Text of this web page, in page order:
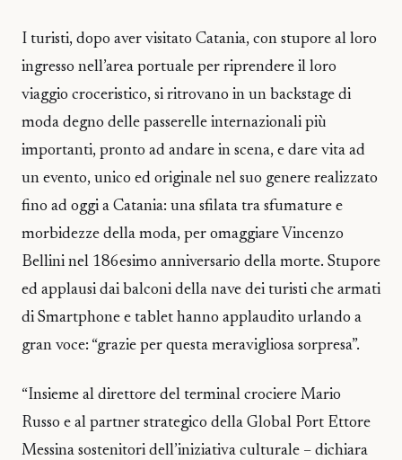
I turisti, dopo aver visitato Catania, con stupore al loro
ingresso nell’area portuale per riprendere il loro
viaggio croceristico, si ritrovano in un backstage di
moda degno delle passerelle internazionali più
importanti, pronto ad andare in scena, e dare vita ad
un evento, unico ed originale nel suo genere realizzato
fino ad oggi a Catania: una sfilata tra sfumature e
morbidezze della moda, per omaggiare Vincenzo
Bellini nel 186esimo anniversario della morte. Stupore
ed applausi dai balconi della nave dei turisti che armati
di Smartphone e tablet hanno applaudito urlando a
gran voce: “grazie per questa meravigliosa sorpresa”.
“Insieme al direttore del terminal crociere Mario
Russo e al partner strategico della Global Port Ettore
Messina sostenitori dell’iniziativa culturale – dichiara